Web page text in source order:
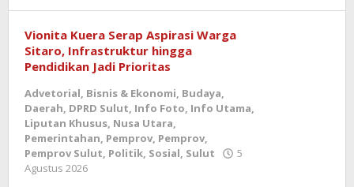
Vionita Kuera Serap Aspirasi Warga
Sitaro, Infrastruktur hingga
Pendidikan Jadi Prioritas
Advetorial, Bisnis & Ekonomi, Budaya,
Daerah, DPRD Sulut, Info Foto, Info Utama,
Liputan Khusus, Nusa Utara,
Pemerintahan, Pemprov, Pemprov,
Pemprov Sulut, Politik, Sosial, Sulut
5
Agustus 2026